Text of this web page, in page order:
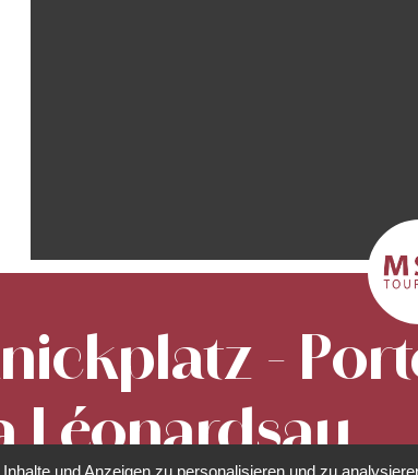
-
Léonardsau
und Anzeigen zu personalisieren und zu